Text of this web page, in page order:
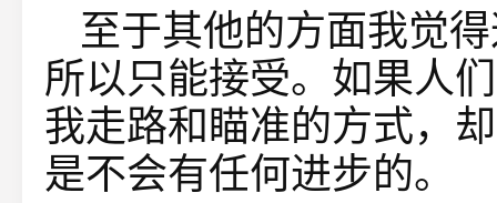
至于其他的方面我觉
所以只能接受。如果人
我走路和瞄准的方式，
是不会有任何进步的。